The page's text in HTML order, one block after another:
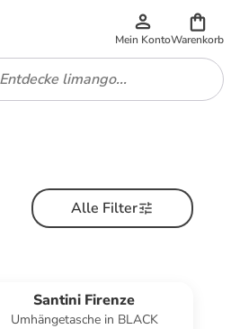
Mein KontoWarenkorb
Alle Filter
Santini Firenze
Umhängetasche in BLACK